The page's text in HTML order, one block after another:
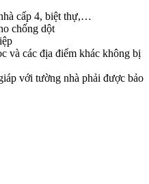
cấp 4, biệt thự,…
chống dột
và các địa điểm khác không bị
với tường nhà phải được bảo